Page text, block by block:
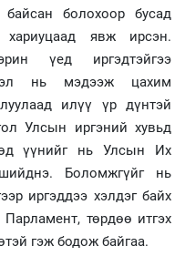
болохоор бусад
явж ирсэн.
үед иргэдтэйгээ
нь мэдээж цахим
илүү үр дүнтэй
Улсын иргэний хувьд
үүнийг нь Улсын Их
Боломжгүйг нь
иргэддээ хэлдэг байх
төрдөө итгэх
гэж бодож байгаа.